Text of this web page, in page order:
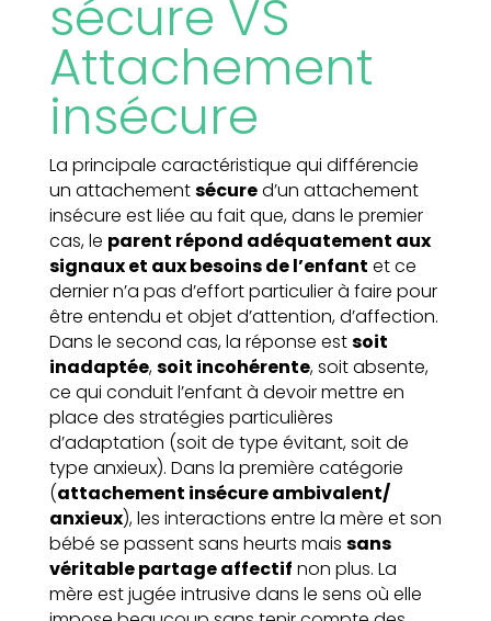
sécure VS
Attachement
insécure
La principale caractéristique qui différencie
un attachementsécured’un attachement
insécure est liée au fait que, dans le premier
cas, le parent répond adéquatement aux
signaux et aux besoins de l’enfant et ce
dernier n’a pas d’effort particulier à faire pour
être entendu et objet d’attention, d’affection.
Dans le second cas, la réponse estsoit
inadaptée,soit incohérente, soit absente,
ce qui conduit l’enfant à devoir mettre en
place des stratégies particulières
d’adaptation (soit de type évitant, soit de
type anxieux). Dans la première catégorie
(attachement insécure ambivalent/
anxieux), les interactions entre la mère et son
bébé se passent sans heurts mais sans
véritable partage affectif non plus. La
mère est jugée intrusive dans le sens où elle